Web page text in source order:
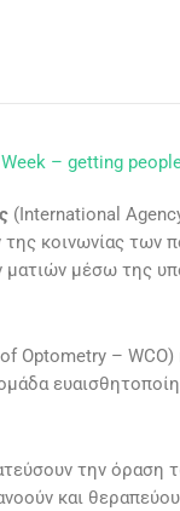
– getting
(International
κοινωνίας των
μέσω της
Optometry – WCO)
την όραση
και